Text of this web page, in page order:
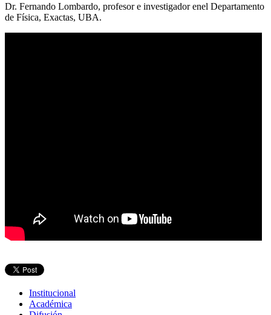
Dr. Fernando Lombardo, profesor e investigador enel Departamento
de Física, Exactas, UBA.
Institucional
Académica